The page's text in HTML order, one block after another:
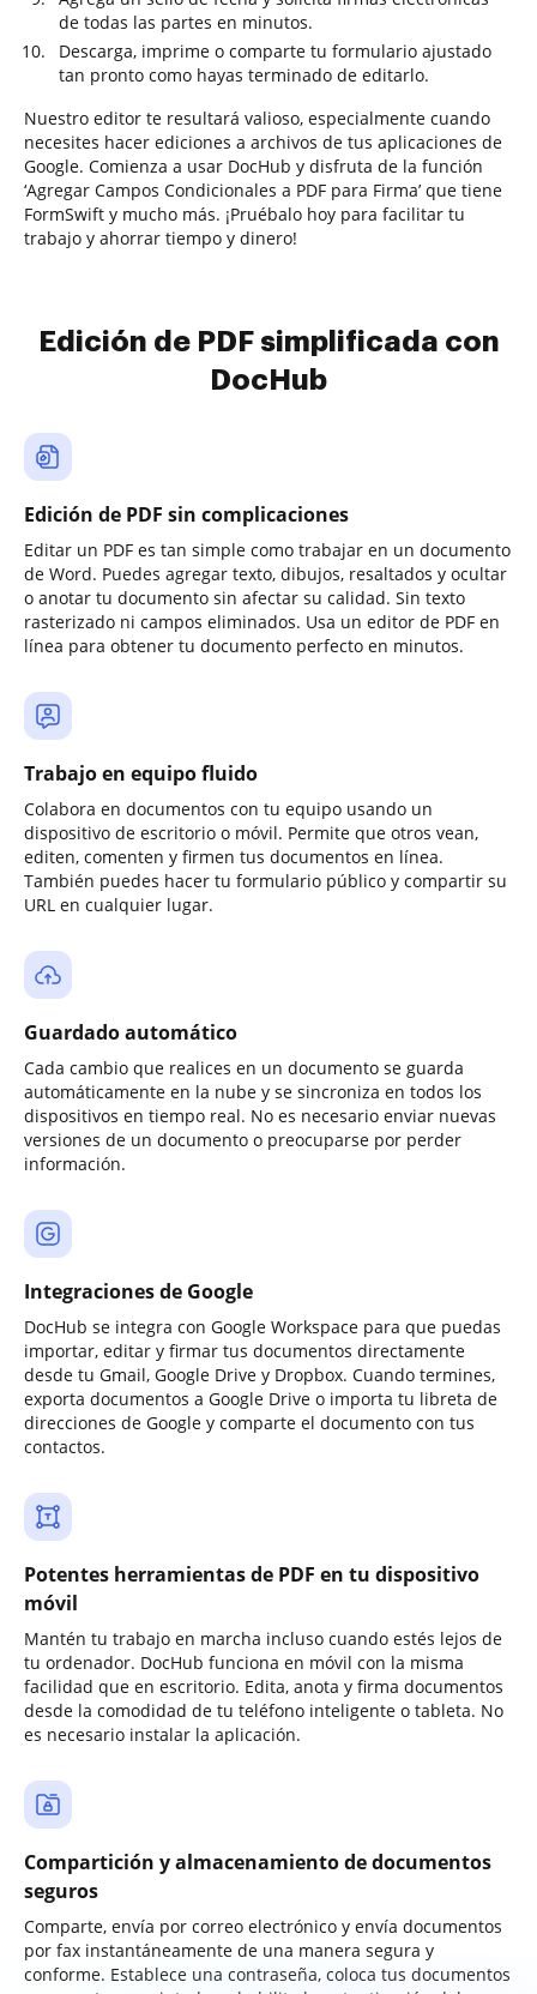
de todas las partes en minutos.
Descarga, imprime o comparte tu formulario ajustado
tan pronto como hayas terminado de editarlo.
Nuestro editor te resultará valioso, especialmente cuando
necesites hacer ediciones a archivos de tus aplicaciones de
Google. Comienza a usar DocHub y disfruta de la función
‘Agregar Campos Condicionales a PDF para Firma’ que tiene
FormSwift y mucho más. ¡Pruébalo hoy para facilitar tu
trabajo y ahorrar tiempo y dinero!
Edición de PDF simplificada con
DocHub
Edición de PDF sin complicaciones
Editar un PDF es tan simple como trabajar en un documento
de Word. Puedes agregar texto, dibujos, resaltados y ocultar
o anotar tu documento sin afectar su calidad. Sin texto
rasterizado ni campos eliminados. Usa un editor de PDF en
línea para obtener tu documento perfecto en minutos.
Trabajo en equipo fluido
Colabora en documentos con tu equipo usando un
dispositivo de escritorio o móvil. Permite que otros vean,
editen, comenten y firmen tus documentos en línea.
También puedes hacer tu formulario público y compartir su
URL en cualquier lugar.
Guardado automático
Cada cambio que realices en un documento se guarda
automáticamente en la nube y se sincroniza en todos los
dispositivos en tiempo real. No es necesario enviar nuevas
versiones de un documento o preocuparse por perder
información.
Integraciones de Google
DocHub se integra con Google Workspace para que puedas
importar, editar y firmar tus documentos directamente
desde tu Gmail, Google Drive y Dropbox. Cuando termines,
exporta documentos a Google Drive o importa tu libreta de
direcciones de Google y comparte el documento con tus
contactos.
Potentes herramientas de PDF en tu dispositivo
móvil
Mantén tu trabajo en marcha incluso cuando estés lejos de
tu ordenador. DocHub funciona en móvil con la misma
facilidad que en escritorio. Edita, anota y firma documentos
desde la comodidad de tu teléfono inteligente o tableta. No
es necesario instalar la aplicación.
Compartición y almacenamiento de documentos
seguros
Comparte, envía por correo electrónico y envía documentos
por fax instantáneamente de una manera segura y
conforme. Establece una contraseña, coloca tus documentos